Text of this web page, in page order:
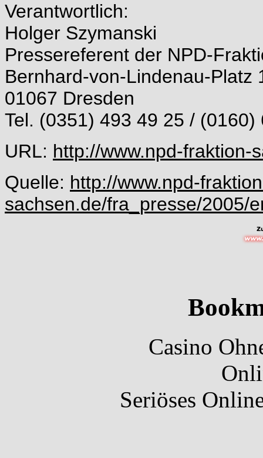
Verantwortlich:
Holger Szymanski
Pressereferent der NPD-
Bernhard-von-Lindenau-Platz
01067 Dresden
Tel. (0351) 493 49 25 / (0160)
URL: http://www.npd-fraktion-
Quelle: http://www.npd-
sachsen.de/fra_presse/2005/
Casino
Seriöses